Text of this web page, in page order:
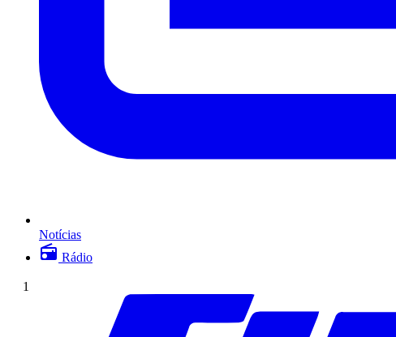
Notícias
Rádio
1